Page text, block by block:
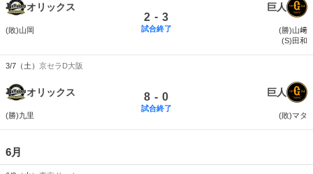
オリックス
(敗)山岡
2 - 3
試合終了
巨人
(勝)山﨑
(S)田和
3/7（土） 京セラD大阪
オリックス
(勝)九里
8 - 0
試合終了
巨人
(敗)マタ
6月